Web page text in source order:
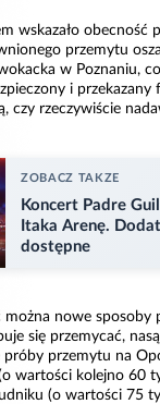
wskazało obecność
przemytu
w Poznaniu,
i
czy rzeczywiście
ZOBACZ TAKZE
Koncert Padre
Itaka Arenę.
dostępne
nowe sposoby
się przemycać,
próby przemytu na
wartości kolejno 60
(o wartości 75